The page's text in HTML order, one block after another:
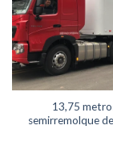
13,75
semirremolque